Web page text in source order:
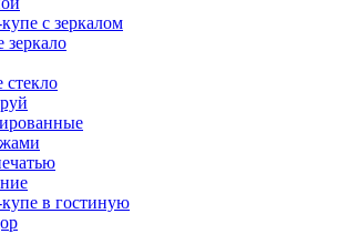
с зеркалом
зеркало
стекло
в гостиную